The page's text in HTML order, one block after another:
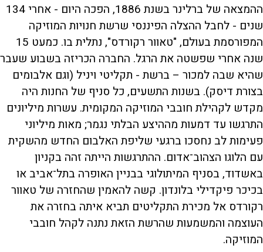
ההמצאה של ברלינר בשנת 1886, הפכה היום - אחרי 134
שנים - לחבל ההצלה הפיננסי שרשת חנויות המוזיקה
המפורסמת בעולם, "טאוור רקורדס", נתלית בו. כמעט 15
שנה אחרי שפשטה את הרגל. החברה הכריזה בשבוע שעבר
שהיא שבה למכור – ברשת - תקליטי ויניל (וגם אלבומים
בצורת דיסק). בשנות התשעים, כל סניף של החנות היה
מקדש לקהילת חובבי המוזיקה המקומית. עשרות מיליונים
התרגשו עד דמעות מההיצע הבלתי נגמר; מאות מיליוני
פעימות לב נחסכו ברגעי שליפת האלבום החדש מהשקית
עם הלוגו הצהוב־אדום. ההתרגשות הייתה זהה בקניון
באשדוד, בסניף המיתולוגי בבניין האופרה בתל־אביב או
בכיכר פיקדילי בלונדון. קשה להאמין שהחזרה של טאוור
רקורדס אל מכירת התקליטים תביא איתה בחזרה את
העוצמה והמשמעות שהרשת הזאת נתנה לקהל חובבי
המוזיקה.